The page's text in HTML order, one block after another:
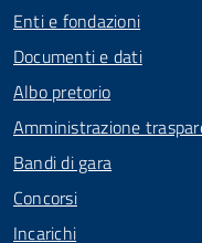
Enti e fondazioni
Documenti e dati
Albo pretorio
Amministrazione
Bandi di gara
Concorsi
Incarichi